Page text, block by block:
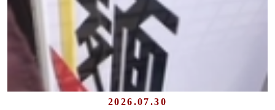
2026.07.30